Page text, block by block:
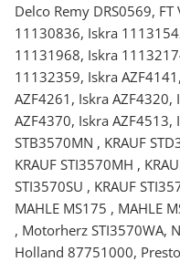
Delco Remy DRS0569,
11130836, Iskra
11131968, Iskra
11132359, Iskra
AZF4261, Iskra AZF4320,
AZF4370, Iskra AZF4513,
STB3570MN , KRAUF
KRAUF STI3570MH ,
STI3570SU , KRAUF
MAHLE MS175 , MAHLE
, Motorherz STI3570WA,
Holland 87751000,